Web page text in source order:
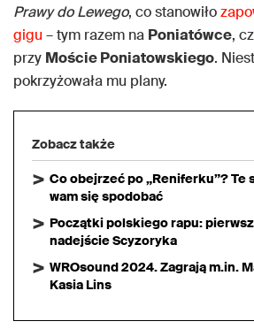
Prawy do Lewego, co stanowiło
gigu– tym razem na Poniatówce,
przy Moście Poniatowskiego.
pokrzyżowała mu plany.
Zobacz także
Co obejrzeć po „Reniferku”? Te
wam się spodobać
Początki polskiego rapu:
nadejście Scyzoryka
WROsound 2024. Zagrają m.in.
Kasia Lins